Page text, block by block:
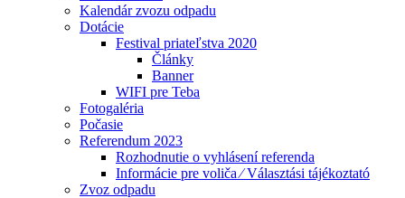
Kalendár zvozu odpadu
Dotácie
Festival priateľstva 2020
Články
Banner
WIFI pre Teba
Fotogaléria
Počasie
Referendum 2023
Rozhodnutie o vyhlásení referenda
Informácie pre voliča ⁄ Választási tájékoztató
Zvoz odpadu